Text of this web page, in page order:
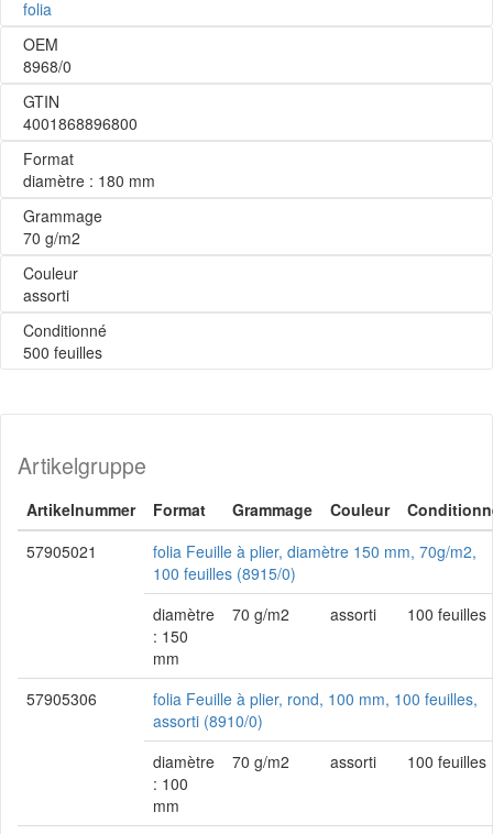
folia
OEM
8968/0
GTIN
4001868896800
Format
diamètre : 180 mm
Grammage
70 g/m2
Couleur
assorti
Conditionné
500 feuilles
Artikelgruppe
Artikelnummer Format Grammage Couleur
57905021
folia Feuille à plier, diamètre 150 mm, 70g/m2,
100 feuilles (8915/0)
diamètre
: 150
mm
70 g/m2 assorti 100 feuilles
57905306
folia Feuille à plier, rond, 100 mm, 100 feuilles,
assorti (8910/0)
diamètre
: 100
mm
70 g/m2 assorti 100 feuilles